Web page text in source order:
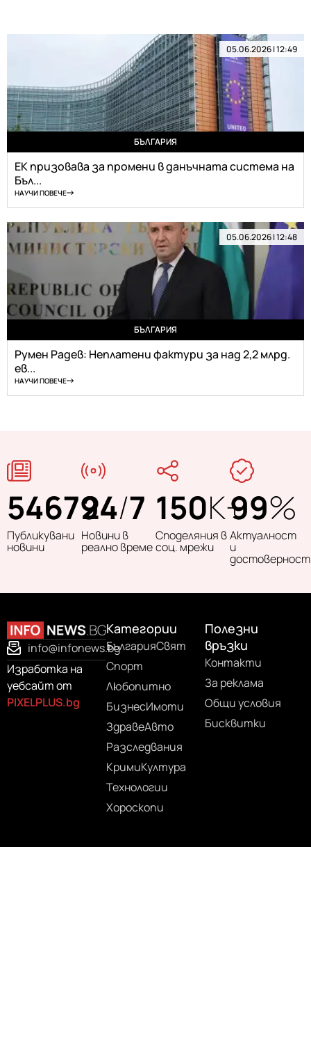
05.06.2026 | 12:49
БЪЛГАРИЯ
ЕК призовава за промени в данъчната система на
Бъл...
НАУЧИ ПОВЕЧЕ
05.06.2026 | 12:48
БЪЛГАРИЯ
Румен Радев: Неплатени фактури за над 2,2 млрд.
ев...
НАУЧИ ПОВЕЧЕ
54679
Публикувани
новини
24/7
Новини в
реално време
150K+
Споделяния в
соц. мрежи
99%
Актуалност
и
достоверност
info@infonews.bg
Изработка на
уебсайт от
PIXELPLUS.bg
Категории
БългарияСвят
Спорт
Любопитно
БизнесИмоти
ЗдравеАвто
Разследвания
КримиКултура
Технологии
Хороскопи
Полезни
връзки
Контакти
За реклама
Общи условия
Бисквитки